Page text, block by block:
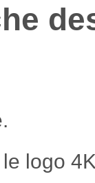
logo